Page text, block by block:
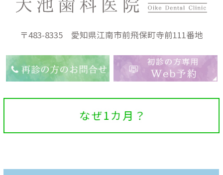
〒483-8335 愛知県江南市前飛保町寺前111番地